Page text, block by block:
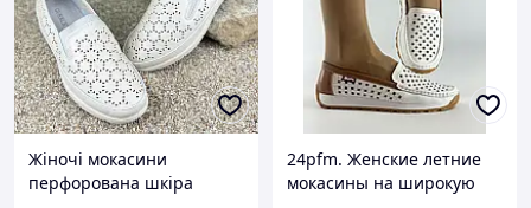
Жіночі мокасини
перфорована шкіра
24pfm. Женские летние
мокасины на широкую